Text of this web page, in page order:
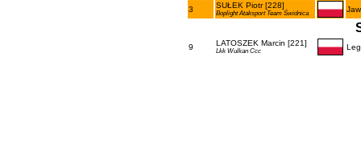
3 SUŁEK Piotr [228]
Boplight Ataksport Team Świdnica
9 LATOSZEK Marcin [221]
Lkk Wulkan Ccc